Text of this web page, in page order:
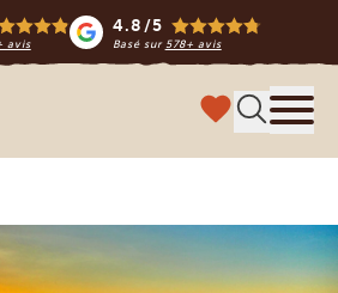
avis
4.8/5
Basé sur 578+ avis